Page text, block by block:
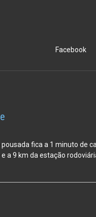
Facebook
fica a 1 minuto de
a 9 km da estação